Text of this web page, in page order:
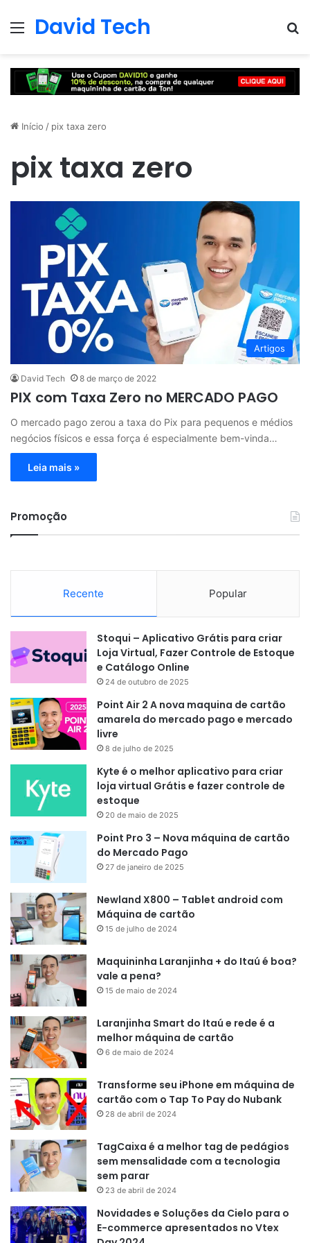
Menu
David Tech
Início / pix taxa zero
pix taxa zero
Artigos
David Tech 8 de março de 2022
PIX com Taxa Zero no MERCADO PAGO
O mercado pago zerou a taxa do Pix para pequenos e médios
negócios físicos e essa força é especialmente bem-vinda…
Leia mais »
Promoção
Recente Popular
Stoqui – Aplicativo Grátis para criar
Loja Virtual, Fazer Controle de Estoque
e Catálogo Online
24 de outubro de 2025
Point Air 2 A nova maquina de cartão
amarela do mercado pago e mercado
livre
8 de julho de 2025
Kyte é o melhor aplicativo para criar
loja virtual Grátis e fazer controle de
estoque
20 de maio de 2025
Point Pro 3 – Nova máquina de cartão
do Mercado Pago
27 de janeiro de 2025
Newland X800 – Tablet android com
Máquina de cartão
15 de julho de 2024
Maquininha Laranjinha + do Itaú é boa?
vale a pena?
15 de maio de 2024
Laranjinha Smart do Itaú e rede é a
melhor máquina de cartão
6 de maio de 2024
Transforme seu iPhone em máquina de
cartão com o Tap To Pay do Nubank
28 de abril de 2024
TagCaixa é a melhor tag de pedágios
sem mensalidade com a tecnologia
sem parar
23 de abril de 2024
Novidades e Soluções da Cielo para o
E-commerce apresentados no Vtex